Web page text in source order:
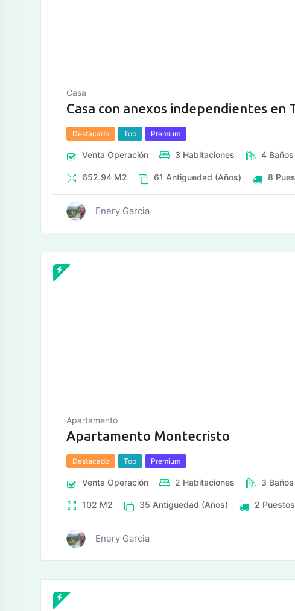
Casa
Casa con anexos independientes en
Destacado Top Premium
Venta Operación 3 Habitaciones 4 Baños
652.94 M2 61 Antiguedad (Años) 8
Enery Garcia
Apartamento
Apartamento Montecristo
Destacado Top Premium
Venta Operación 2 Habitaciones 3 Baños
102 M2 35 Antiguedad (Años) 2
Enery Garcia